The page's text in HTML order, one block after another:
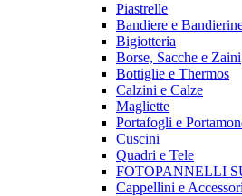
Piastrelle
Bandiere e
Bigiotteria
Borse, Sacche e Zaini
Bottiglie e Thermos
Calzini e Calze
Magliette
Portafogli e
Cuscini
Quadri e Tele
FOTOPANNELLI
Cappellini e Accessori